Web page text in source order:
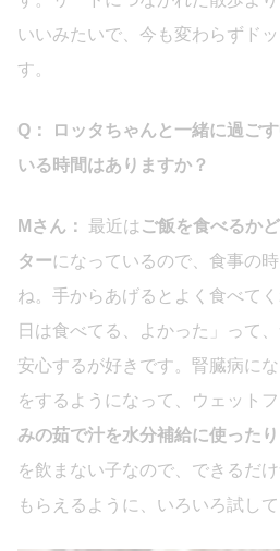
いいみたいで、今も変わらずド
す。
Q： ロッタちゃんと一緒に過ご
いる時間はありますか？
Mさん： 最近は ご飯を食べるか
ターになっているので、食事の
ね。手からあげるとよく食べて
日は食べてる、よかった」って
安心するが好きです。腎臓病に
をするようになって、ウェットフ
みの茹で汁を水分補給に使ったり
を飲まない子なので、できるだ
もらえるように、いろいろ試して